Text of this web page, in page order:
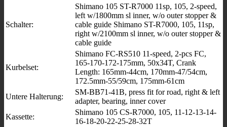
Schalter:
Shimano 105 ST-R7000 11sp, 105, 2-speed,
left w/1800mm sl inner, w/o outer stopper &
cable guide Shimano ST-R7000, 105, 11sp,
right w/2100mm sl inner, w/o outer stopper &
cable guide
Kurbelset:
Shimano FC-RS510 11-speed, 2-pcs FC,
165-170-172-175mm, 50x34T, Crank
Length: 165mm-44cm, 170mm-47/54cm,
172.5mm-55/59cm, 175mm-61cm
Untere Halterung:
SM-BB71-41B, press fit for road, right & left
adapter, bearing, inner cover
Kassette:
Shimano 105 CS-R7000, 105, 11-12-13-14-
16-18-20-22-25-28-32T